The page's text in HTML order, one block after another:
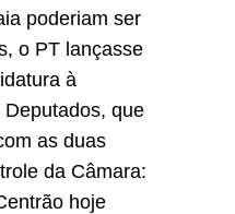
poderiam ser
o PT lançasse
à
que
as duas
da Câmara:
hoje